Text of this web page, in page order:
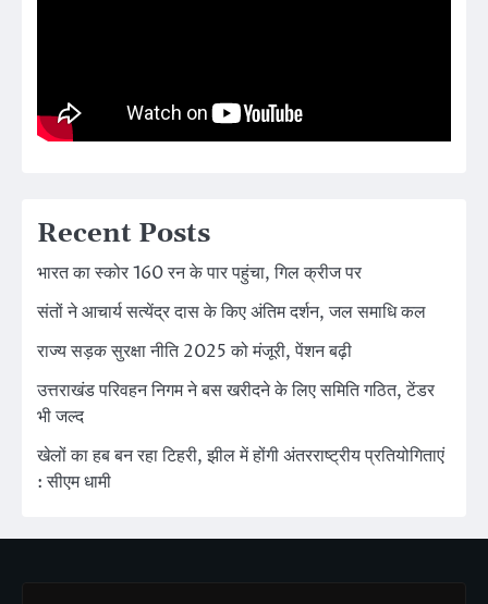
Recent Posts
भारत का स्कोर 160 रन के पार पहुंचा, गिल क्रीज पर
संतों ने आचार्य सत्येंद्र दास के किए अंतिम दर्शन, जल समाधि कल
राज्य सड़क सुरक्षा नीति 2025 को मंजूरी, पेंशन बढ़ी
उत्तराखंड परिवहन निगम ने बस खरीदने के लिए समिति गठित, टेंडर
भी जल्द
खेलों का हब बन रहा टिहरी, झील में होंगी अंतरराष्ट्रीय प्रतियोगिताएं
: सीएम धामी